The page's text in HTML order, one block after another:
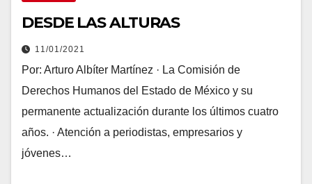
DESDE LAS ALTURAS
11/01/2021
Por: Arturo Albíter Martínez · La Comisión de
Derechos Humanos del Estado de México y su
permanente actualización durante los últimos cuatro
años. · Atención a periodistas, empresarios y
jóvenes…